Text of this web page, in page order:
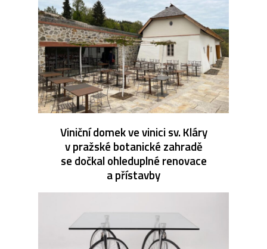
Viniční domek ve vinici sv. Kláry
v pražské botanické zahradě
se dočkal ohleduplné renovace
a přístavby